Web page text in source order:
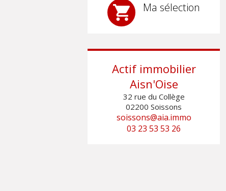
Ma sélection
Actif immobilier
Aisn'Oise
32 rue du Collège
02200 Soissons
soissons@aia.immo
03 23 53 53 26